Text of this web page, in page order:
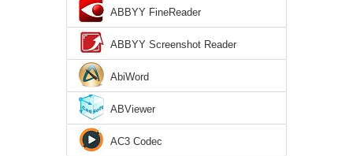
ABBYY FineReader
ABBYY Screenshot Reader
AbiWord
ABViewer
AC3 Codec